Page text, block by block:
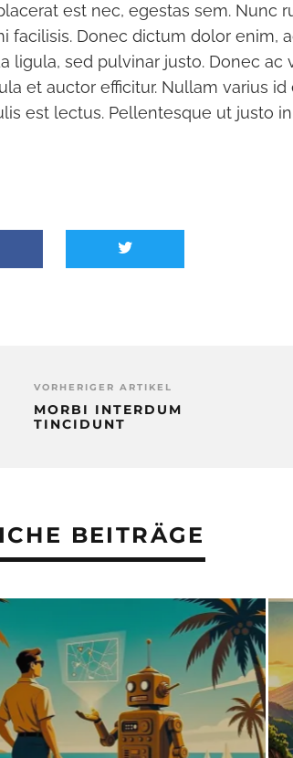
est nec, egestas sem. Nunc
facilisis. Donec dictum dolor enim,
ligula, sed pulvinar justo. Donec ac
et auctor efficitur. Nullam varius
est lectus. Pellentesque ut justo
VORHERIGER ARTIKEL
MORBI INTERDUM
TINCIDUNT
BEITRÄGE
von den